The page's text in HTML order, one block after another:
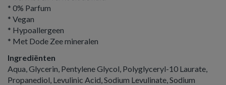
* 0% Parfum
* Vegan
* Hypoallergeen
* Met Dode Zee mineralen
Ingrediënten
Aqua, Glycerin, Pentylene Glycol, Polyglyceryl-10 Laurate,
Propanediol, Levulinic Acid, Sodium Levulinate, Sodium